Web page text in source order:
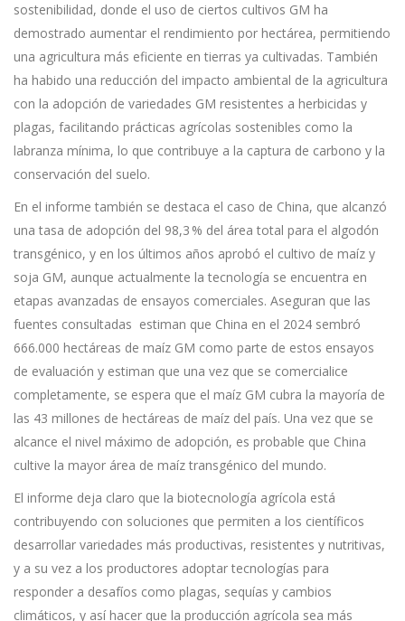
sostenibilidad, donde el uso de ciertos cultivos GM ha
demostrado aumentar el rendimiento por hectárea, permitiendo
una agricultura más eficiente en tierras ya cultivadas. También
ha habido una reducción del impacto ambiental de la agricultura
con la adopción de variedades GM resistentes a herbicidas y
plagas, facilitando prácticas agrícolas sostenibles como la
labranza mínima, lo que contribuye a la captura de carbono y la
conservación del suelo.
En el informe también se destaca el caso de China, que alcanzó
una tasa de adopción del 98,3 % del área total para el algodón
transgénico, y en los últimos años aprobó el cultivo de maíz y
soja GM, aunque actualmente la tecnología se encuentra en
etapas avanzadas de ensayos comerciales. Aseguran que las
fuentes consultadas estiman que China en el 2024 sembró
666.000 hectáreas de maíz GM como parte de estos ensayos
de evaluación y estiman que una vez que se comercialice
completamente, se espera que el maíz GM cubra la mayoría de
las 43 millones de hectáreas de maíz del país. Una vez que se
alcance el nivel máximo de adopción, es probable que China
cultive la mayor área de maíz transgénico del mundo.
El informe deja claro que la biotecnología agrícola está
contribuyendo con soluciones que permiten a los científicos
desarrollar variedades más productivas, resistentes y nutritivas,
y a su vez a los productores adoptar tecnologías para
responder a desafíos como plagas, sequías y cambios
climáticos, y así hacer que la producción agrícola sea más